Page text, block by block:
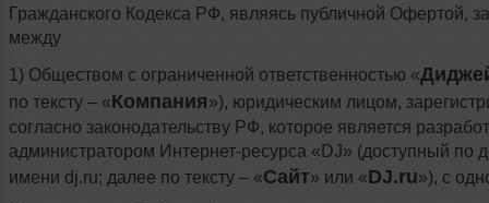
Гражданского Кодекса РФ, являясь публичной Офертой,
между
1) Обществом с ограниченной ответственностью «
по тексту – «Компания»), юридическим лицом,
согласно законодательству РФ, которое является
администратором Интернет-ресурса «DJ» (доступный по
имени dj.ru; далее по тексту – «Сайт» или «DJ.ru»), с